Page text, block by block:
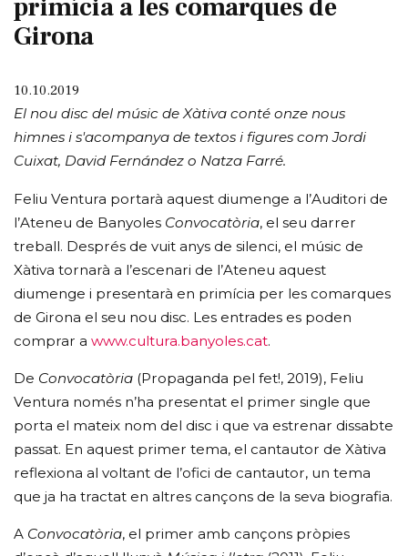
primícia a les comarques de
Girona
10.10.2019
El nou disc del músic de Xàtiva conté onze nous
himnes i s'acompanya de textos i figures com Jordi
Cuixat, David Fernández o Natza Farré.
Feliu Ventura portarà aquest diumenge a l’Auditori de
l’Ateneu de Banyoles Convocatòria, el seu darrer
treball. Després de vuit anys de silenci, el músic de
Xàtiva tornarà a l’escenari de l’Ateneu aquest
diumenge i presentarà en primícia per les comarques
de Girona el seu nou disc. Les entrades es poden
comprar awww.cultura.banyoles.cat.
De Convocatòria (Propaganda pel fet!, 2019), Feliu
Ventura només n’ha presentat el primer single que
porta el mateix nom del disc i que va estrenar dissabte
passat. En aquest primer tema, el cantautor de Xàtiva
reflexiona al voltant de l’ofici de cantautor, un tema
que ja ha tractat en altres cançons de la seva biografia.
A Convocatòria, el primer amb cançons pròpies